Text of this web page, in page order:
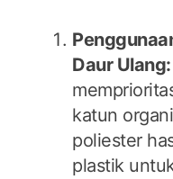
Daur Ulang:
katun
poliester
plastik